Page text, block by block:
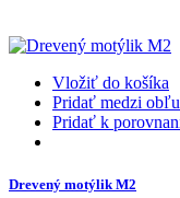
Vložiť do košíka
Pridať medzi
Pridať k
Drevený motýlik M2